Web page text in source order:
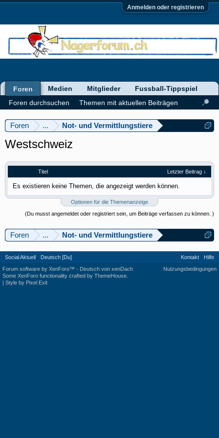
Anmelden oder registrieren
Foren ... Not- und Vermittlungstiere
Westschweiz
Titel Letzter Beitrag ↓
Es existieren keine Themen, die angezeigt werden können.
Optionen für die Themenanzeige
(Du musst angemeldet oder registriert sein, um Beiträge verfassen zu können. )
Foren ... Not- und Vermittlungstiere
Foren
Foren durchsuchen
Themen mit aktuellen Beiträgen
Medien Mitglieder Fussball-Tippspiel
Social Aktuell Deutsch [Du] Kontakt
Hilfe
Nutzungsbedingungen
Forum software by XenForo™ - Deutsch von xenDach
Some XenForo functionality crafted by ThemeHouse
| Style by Pixel Exit